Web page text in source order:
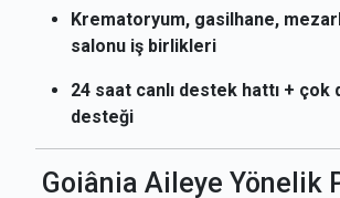
Krematoryum, gasilhane,
salonu iş birlikleri
24 saat canlı destek hattı +
desteği
Goiânia Aileye Yönelik